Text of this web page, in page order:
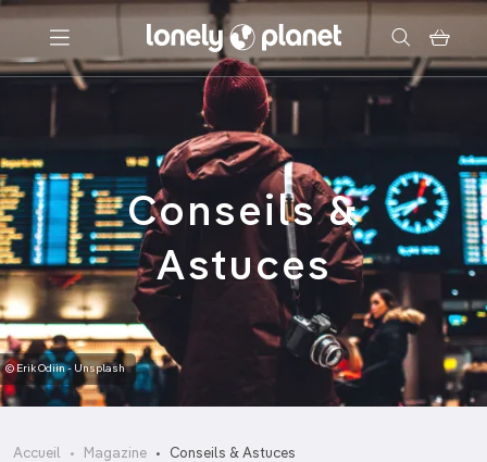
Menu
Votre recherche
Conseils &
Astuces
© Erik Odiin - Unsplash
Accueil Magazine Conseils & Astuces